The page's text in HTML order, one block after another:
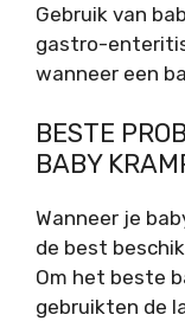
Gebruik van
gastro-
wanneer een
BESTE
BABY
Wanneer je
de best
Om het beste
gebruikten de